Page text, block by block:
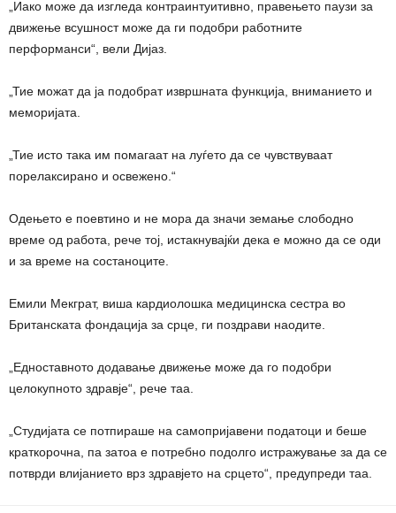
„Иако може да изгледа контраинтуитивно, правењето паузи за
движење всушност може да ги подобри работните
перформанси“, вели Дијаз.
„Тие можат да ја подобрат извршната функција, вниманието и
меморијата.
„Тие исто така им помагаат на луѓето да се чувствуваат
порелаксирано и освежено.“
Одењето е поевтино и не мора да значи земање слободно
време од работа, рече тој, истакнувајќи дека е можно да се оди
и за време на состаноците.
Емили Мекграт, виша кардиолошка медицинска сестра во
Британската фондација за срце, ги поздрави наодите.
„Едноставното додавање движење може да го подобри
целокупното здравје“, рече таа.
„Студијата се потпираше на самопријавени податоци и беше
краткорочна, па затоа е потребно подолго истражување за да се
потврди влијанието врз здравјето на срцето“, предупреди таа.